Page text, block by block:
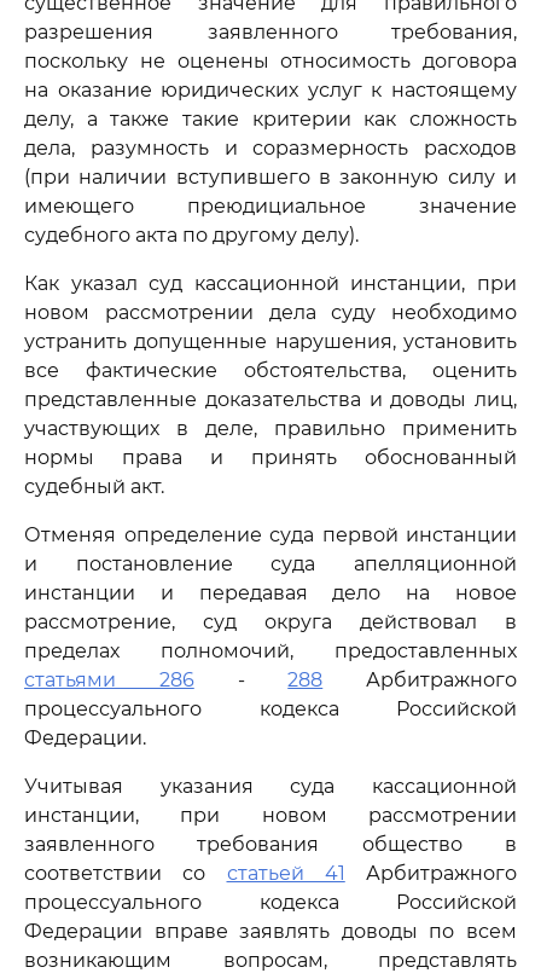
разрешения заявленного требования,
поскольку не оценены относимость договора
на оказание юридических услуг к настоящему
делу, а также такие критерии как сложность
дела, разумность и соразмерность расходов
(при наличии вступившего в законную силу и
имеющего преюдициальное значение
судебного акта по другому делу).
Как указал суд кассационной инстанции, при
новом рассмотрении дела суду необходимо
устранить допущенные нарушения, установить
все фактические обстоятельства, оценить
представленные доказательства и доводы лиц,
участвующих в деле, правильно применить
нормы права и принять обоснованный
судебный акт.
Отменяя определение суда первой инстанции
и постановление суда апелляционной
инстанции и передавая дело на новое
рассмотрение, суд округа действовал в
пределах полномочий, предоставленных
статьями 286-288 Арбитражного
процессуального кодекса Российской
Федерации.
Учитывая указания суда кассационной
инстанции, при новом рассмотрении
заявленного требования общество в
соответствии со статьей 41 Арбитражного
процессуального кодекса Российской
Федерации вправе заявлять доводы по всем
возникающим вопросам, представлять